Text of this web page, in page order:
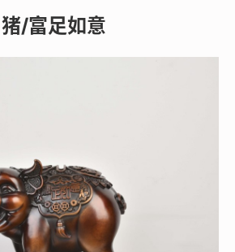
猪/富足如意